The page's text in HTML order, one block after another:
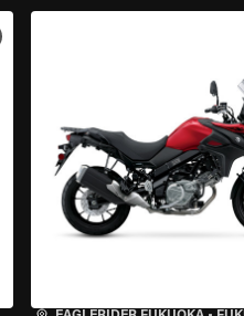
VOIR LES SPÉCIFICATIONS DE LA